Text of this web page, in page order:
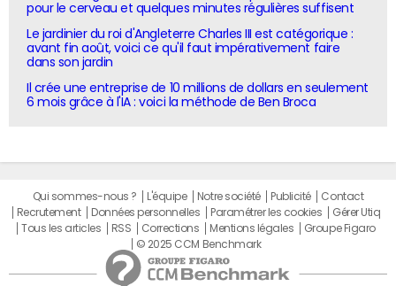
pour le cerveau et quelques minutes régulières suffisent
Le jardinier du roi d'Angleterre Charles III est catégorique :
avant fin août, voici ce qu'il faut impérativement faire
dans son jardin
Il crée une entreprise de 10 millions de dollars en seulement
6 mois grâce à l'IA : voici la méthode de Ben Broca
Qui sommes-nous ? L'équipe Notre société Publicité
Contact
Recrutement
Données personnelles Paramétrer les cookies
Gérer Utiq
Tous les articles
RSS Corrections Mentions légales
Groupe Figaro
© 2025 CCM Benchmark